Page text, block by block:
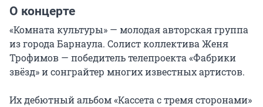
О концерте
«Комната культуры» — молодая авторская группа
из города Барнаула. Солист коллектива Женя
Трофимов — победитель телепроекта «Фабрики
звёзд» и сонграйтер многих известных артистов.
Их дебютный альбом «Кассета с тремя сторонами»